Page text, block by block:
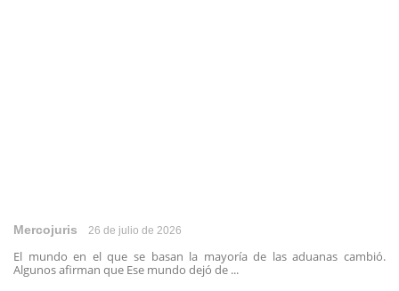
Mercojuris 26 de julio de 2026
El mundo en el que se basan la mayoría de las aduanas cambió.
Algunos afirman que Ese mundo dejó de ...